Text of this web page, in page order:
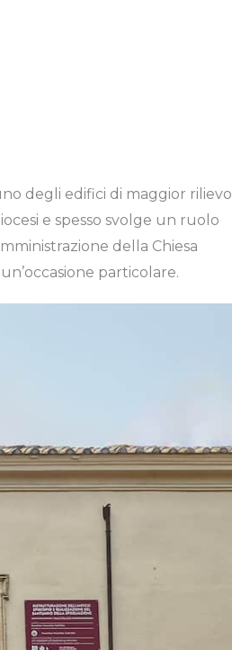
degli edifici di maggior rilievo
e spesso svolge un ruolo
della Chiesa
particolare.